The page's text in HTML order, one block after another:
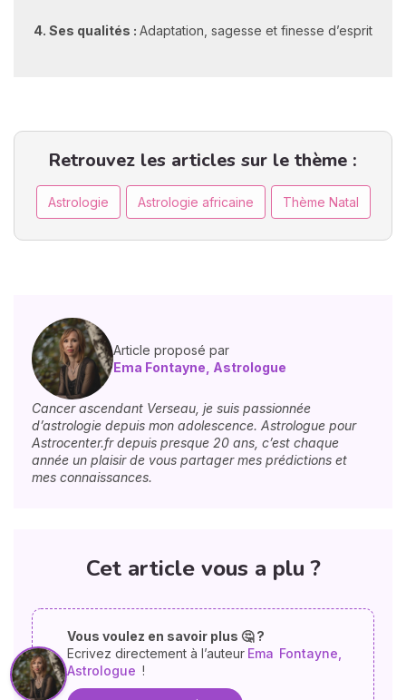
4. Ses qualités : Adaptation, sagesse et finesse d’esprit
Retrouvez les articles sur le thème :
Astrologie Astrologie africaine Thème Natal
Article proposé par
Ema Fontayne, Astrologue
Cancer ascendant Verseau, je suis passionnée
d’astrologie depuis mon adolescence. Astrologue pour
Astrocenter.fr depuis presque 20 ans, c’est chaque
année un plaisir de vous partager mes prédictions et
mes connaissances.
Cet article vous a plu ?
Vous voulez en savoir plus 🤔 ?
Ecrivez directement à l’auteur Ema Fontayne,
Astrologue !